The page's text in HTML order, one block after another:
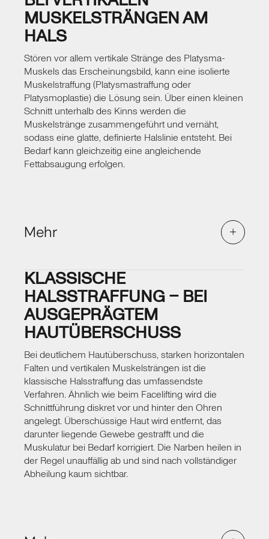
sich nach der Fettentfernung von selbst
zurückzuziehen. Die kleinen Einstichstellen
heilen nahezu narbenfrei ab, und die
In den ersten Wochen nach dem Eingriff tragen
Sie eine leichte Kompressionsbandage, die die
neue Kontur unterstützt und das Abschwellen
fördert. Ein isoliertes Doppelkinn durch
Fetteinlagerung kann bereits im frühen
Erwachsenenalter behandelt werden –
genetische Veranlagung spielt hier oft eine
größere Rolle als das Alter. In der Beratung
MUSKELSTRÄNGEN AM
HALS
Stören vor allem vertikale Stränge des Platysma-
Muskels das Erscheinungsbild, kann eine isolierte
Muskelstraffung (Platysmastraffung oder
Platysmoplastie) die Lösung sein. Über einen kleinen
Schnitt unterhalb des Kinns werden die
Muskelstränge zusammengeführt und vernäht,
sodass eine glatte, definierte Halslinie entsteht. Bei
Bedarf kann gleichzeitig eine angleichende
Fettabsaugung erfolgen.
Mehr
der Hautüberschuss gering ist, aber die
sichtbaren Muskelstränge das Profil
beeinträchtigen. Der Schnitt unterhalb des
Kinns ist nach Abheilung kaum erkennbar. Die
Platysmastraffung kann als eigenständiger
auch hervorragend als Ergänzung zu einer
umfassenden Halsstraffung oder einem
Facelifting an.
Im Beratungsgespräch zeige ich Ihnen, wie sich
die Muskelstränge bei Ihnen auswirken und ob
eine isolierte Straffung ausreicht oder eine
Kombination mit weiteren Verfahren das
harmonischere Ergebnis erzielt. Die
Erholungszeit ist vergleichbar mit anderen
KLASSISCHE
HALSSTRAFFUNG – BEI
AUSGEPRÄGTEM
HAUTÜBERSCHUSS
Bei deutlichem Hautüberschuss, starken horizontalen
Falten und vertikalen Muskelsträngen ist die
klassische Halsstraffung das umfassendste
Verfahren. Ähnlich wie beim Facelifting wird die
Schnittführung diskret vor und hinter den Ohren
angelegt. Überschüssige Haut wird entfernt, das
darunter liegende Gewebe gestrafft und die
Muskulatur bei Bedarf korrigiert. Die Narben heilen in
der Regel unauffällig ab und sind nach vollständiger
Abheilung kaum sichtbar.